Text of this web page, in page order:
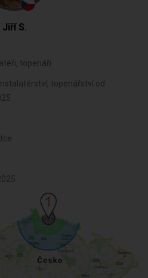
Jiří S.
topenáři
topenářství od